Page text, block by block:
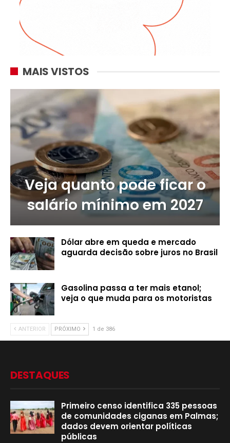
MAIS VISTOS
Veja quanto pode ficar o
salário mínimo em 2027
Dólar abre em queda e mercado
aguarda decisão sobre juros no Brasil
Gasolina passa a ter mais etanol;
veja o que muda para os motoristas
ANTERIOR PRÓXIMO 1 de 386
DESTAQUES
Primeiro censo identifica 335 pessoas
de comunidades ciganas em Palmas;
dados devem orientar políticas
públicas